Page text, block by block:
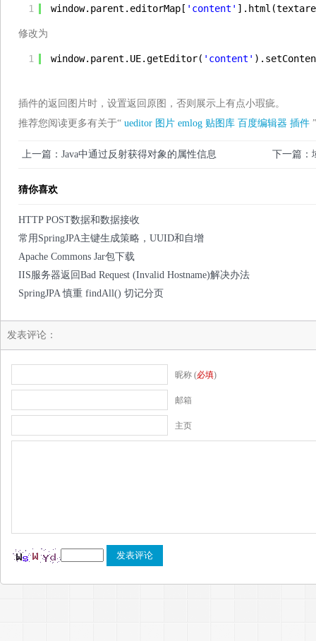
1 window.parent.editorMap[ 'content'
修改为
1 window.parent.UE.getEditor( 'content'
插件的返回图片时，设置返回原图，否则展示上有点小瑕疵。
推荐您阅读更多有关于“ ueditor 图片 emlog 贴图库 百度编辑器 插件
上一篇：Java中通过反射获得对象的属性信息 下一篇：
猜你喜欢
HTTP POST数据和数据接收
常用SpringJPA主键生成策略，UUID和自增
Apache Commons Jar包下载
IIS服务器返回Bad Request (Invalid Hostname)解决办法
SpringJPA 慎重 findAll() 切记分页
发表评论：
昵称 (必填)
邮箱
主页